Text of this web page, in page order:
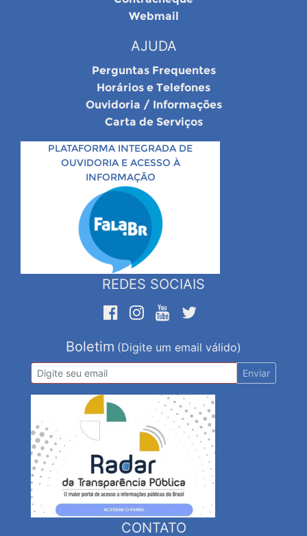
Webmail
AJUDA
Perguntas Frequentes
Horários e Telefones
Ouvidoria / Informações
Carta de Serviços
PLATAFORMA INTEGRADA DE
OUVIDORIA E ACESSO À
INFORMAÇÃO
REDES SOCIAIS
Boletim (Digite um email válido)
Enviar
CONTATO